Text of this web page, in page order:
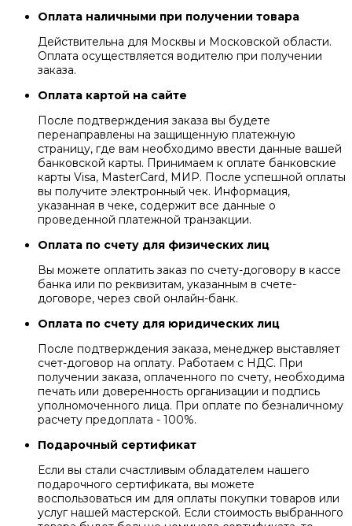
Оплата наличными при получении товара
Действительна для Москвы и Московской области.
Оплата осуществляется водителю при получении
заказа.
Оплата картой на сайте
После подтверждения заказа вы будете
перенаправлены на защищенную платежную
страницу, где вам необходимо ввести данные вашей
банковской карты. Принимаем к оплате банковские
карты Visa, MasterCard, МИР. После успешной оплаты
вы получите электронный чек. Информация,
указанная в чеке, содержит все данные о
проведенной платежной транзакции.
Оплата по счету для физических лиц
Вы можете оплатить заказ по счету-договору в кассе
банка или по реквизитам, указанным в счете-
договоре, через свой онлайн-банк.
Оплата по счету для юридических лиц
После подтверждения заказа, менеджер выставляет
счет-договор на оплату. Работаем с НДС. При
получении заказа, оплаченного по счету, необходима
печать или доверенность организации и подпись
уполномоченного лица. При оплате по безналичному
расчету предоплата - 100%.
Подарочный сертификат
Если вы стали счастливым обладателем нашего
подарочного сертификата, вы можете
воспользоваться им для оплаты покупки товаров или
услуг нашей мастерской. Если стоимость выбранного